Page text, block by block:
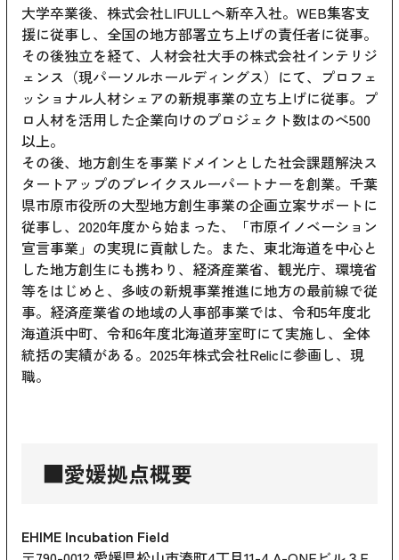
大学卒業後、株式会社LIFULLへ新卒入社。WEB集客支
援に従事し、全国の地方部署立ち上げの責任者に従事。
その後独立を経て、人材会社大手の株式会社インテリジ
ェンス（現パーソルホールディングス）にて、プロフェ
ッショナル人材シェアの新規事業の立ち上げに従事。プ
ロ人材を活用した企業向けのプロジェクト数はのべ500
以上。
その後、地方創生を事業ドメインとした社会課題解決ス
タートアップのブレイクスルーパートナーを創業。千葉
県市原市役所の大型地方創生事業の企画立案サポートに
従事し、2020年度から始まった、「市原イノベーション
宣言事業」の実現に貢献した。また、東北海道を中心と
した地方創生にも携わり、経済産業省、観光庁、環境省
等をはじめと、多岐の新規事業推進に地方の最前線で従
事。経済産業省の地域の人事部事業では、令和5年度北
海道浜中町、令和6年度北海道芽室町にて実施し、全体
統括の実績がある。2025年株式会社Relicに参画し、現
職。
■愛媛拠点概要
EHIME Incubation Field